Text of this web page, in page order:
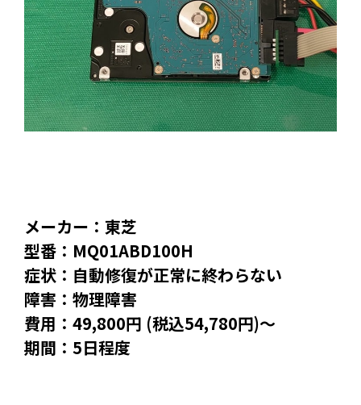
メーカー：東芝
型番：MQ01ABD100H
症状：自動修復が正常に終わらない
障害：物理障害
費用：49,800円 (税込54,780円)～
期間：5日程度